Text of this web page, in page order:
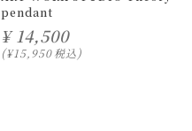
pendant
¥ 14,500
¥15,950税込